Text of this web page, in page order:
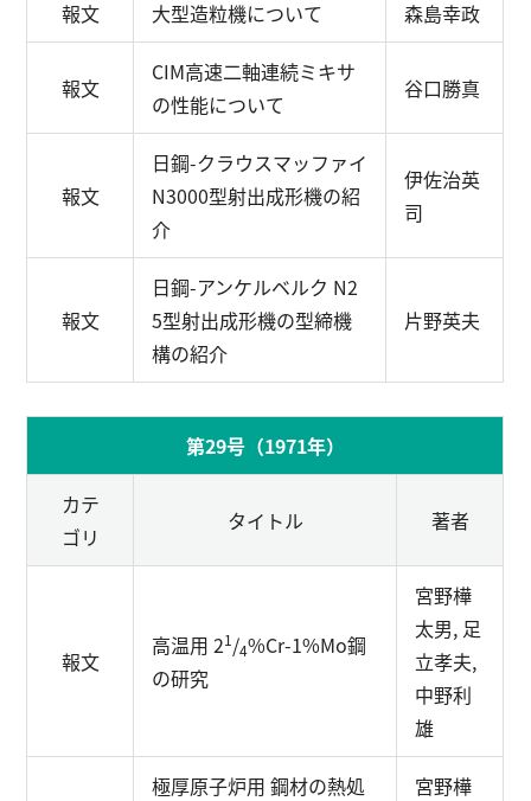
報文 大型造粒機について 森島幸政
報文
CIM高速二軸連続ミキサ
の性能について
谷口勝真
報文
日鋼-クラウスマッファイ
N3000型射出成形機の紹
介
伊佐治英
司
報文
日鋼-アンケルベルク N2
5型射出成形機の型締機
構の紹介
片野英夫
第29号（1971年）
カテ
ゴリ
タイトル 著者
報文
高温用 21/4%Cr-1%Mo鋼
の研究
宮野樺
太男, 足
立孝夫,
中野利
雄
極厚原子炉用 鋼材の熱処
宮野樺